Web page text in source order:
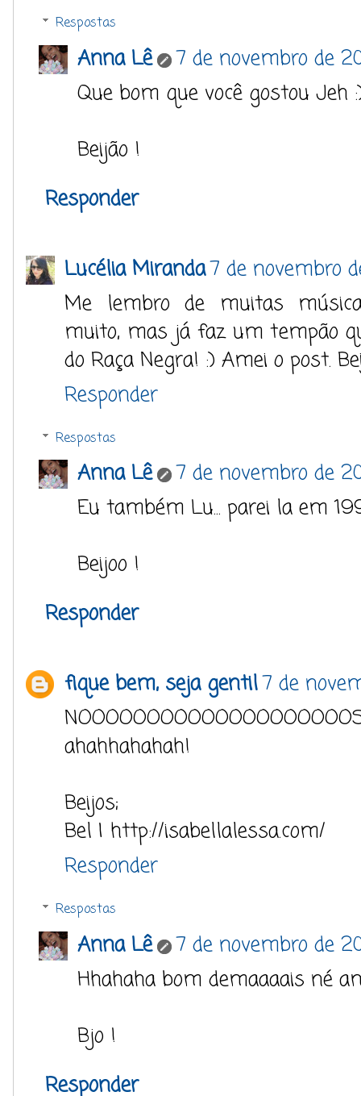
Respostas
Anna Lê
7 de novembro de
Que bom que você gostou Jeh
Beijão !
Responder
Lucélia Miranda7 de novembro
Me lembro de muitas
muito, mas já faz um tempão
do Raça Negra! :) Amei o post.
Responder
Respostas
Anna Lê
7 de novembro de
Eu também Lu... parei la em
Beijoo !
Responder
fique bem, seja gentil7 de
ahahhahahah!
Beijos;
Bel | http://isabellalessa.com/
Responder
Respostas
Anna Lê
7 de novembro de
Hhahaha bom demaaaais né
Bjo !
Responder